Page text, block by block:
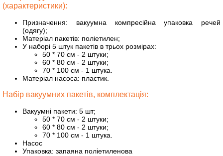
(характеристики):
Призначення: вакуумна компресійна упаковка речей
(одягу);
Матеріал пакетів: поліетилен;
У наборі 5 штук пакетів в трьох розмірах:
50 * 70 см - 2 штуки;
60 * 80 см - 2 штуки;
70 * 100 см - 1 штука.
Матеріал насоса: пластик.
Набір вакуумних пакетів, комплектація:
Вакуумні пакети: 5 шт;
50 * 70 см - 2 штуки;
60 * 80 см - 2 штуки;
70 * 100 см - 1 штука.
Насос
Упаковка: запаяна поліетиленова